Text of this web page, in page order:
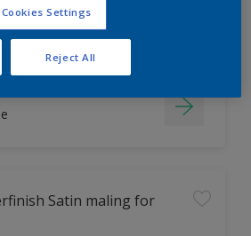
For beste sluttresultat
Satin maling for
Cookies Settings
Reject All